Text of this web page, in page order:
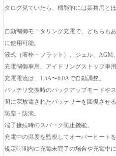
タログ見ていたら、機能的には業務用とほ
自動制御モニタリング充電で、どちらも
に使用可能。
液式（液栓・フラット）、ジェル、AGM
充電制御車用、アイドリングストップ車
充電電流は、1.5A〜6.0Aで自動調整。
バッテリ交換時のバックアップモードや
間に深放電されたバッテリーを回復させる
防塵・防滴。
端子接続時のスパーク防止機能。
充電中の温度を監視してオーバーヒートを
規定時間内に充電未完了の場合や充電中